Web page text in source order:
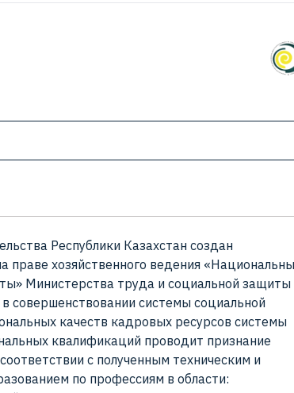
Республики Казахстан создан
праве хозяйственного ведения
Министерства труда и социальной защиты
совершенствовании системы социальной
качеств кадровых ресурсов системы
квалификаций проводит признание
с полученным техническим и
по профессиям в области: